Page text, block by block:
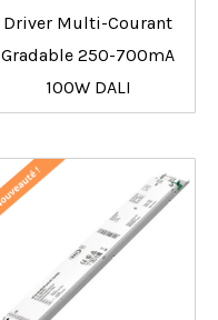
Driver Multi-Courant
Gradable 250-700mA
100W DALI